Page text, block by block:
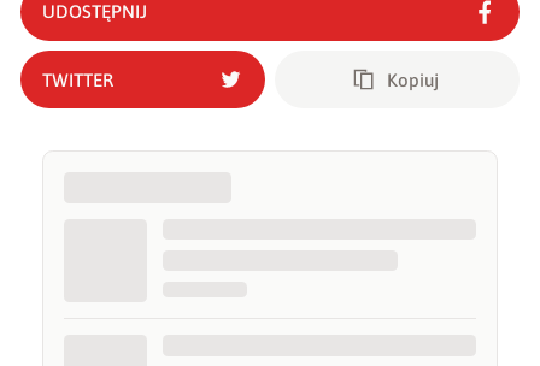
UDOSTĘPNIJ
TWITTER Kopiuj